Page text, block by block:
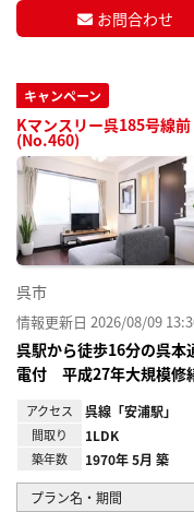
お問合わせ
キャンペーン
Kマンスリー呉185号線前
(No.460)
呉市
情報更新日 2026/08/09
呉駅から徒歩16分の呉本
電付 平成27年大規模修
アクセス 呉線「安浦駅」
間取り 1LDK
築年数 1970年 5月 築
プラン名・期間